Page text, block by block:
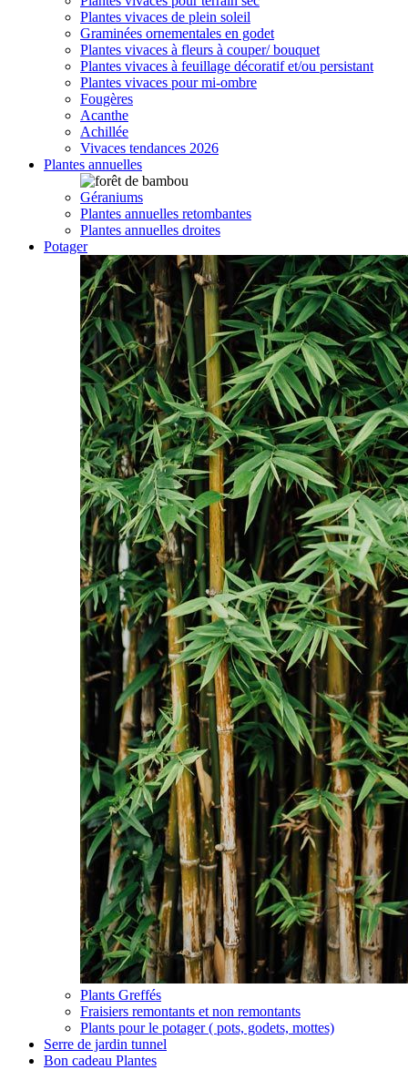
Plantes vivaces de plein soleil
Graminées ornementales en godet
Plantes vivaces à fleurs à couper/ bouquet
Plantes vivaces à feuillage décoratif et/ou persistant
Plantes vivaces pour mi-ombre
Fougères
Acanthe
Achillée
Vivaces tendances 2026
Plantes annuelles
Géraniums
Plantes annuelles retombantes
Plantes annuelles droites
Potager
Plants Greffés
Fraisiers remontants et non remontants
Plants pour le potager ( pots, godets, mottes)
Serre de jardin tunnel
Bon cadeau Plantes